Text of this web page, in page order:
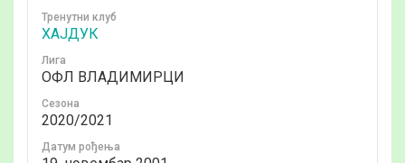
Тренутни клуб
ХАЈДУК
Лига
ОФЛ ВЛАДИМИРЦИ
Сезона
2020/2021
Датум рођења